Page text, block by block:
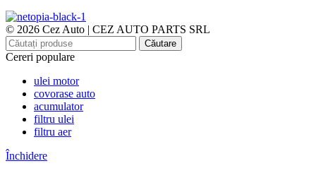
© 2026 Cez Auto | CEZ AUTO PARTS SRL
Căutare
Cereri populare
ulei motor
covorase auto
acumulator
filtru ulei
filtru aer
Închidere